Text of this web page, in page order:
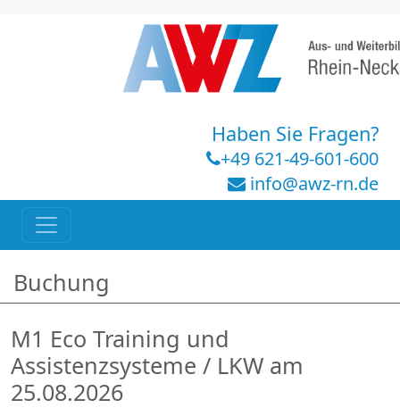
Haben Sie Fragen?
+49 621-49-601-600
info@awz-rn.de
Buchung
M1 Eco Training und
Assistenzsysteme / LKW am
25.08.2026